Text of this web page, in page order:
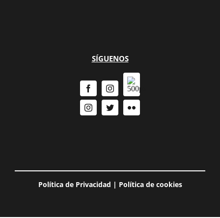
SÍGUENOS
Política de Privacidad | Política de cookies